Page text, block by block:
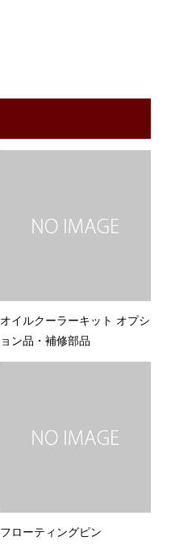
オイルクーラーキット オプシ
ョン品・補修部品
フローティングピン